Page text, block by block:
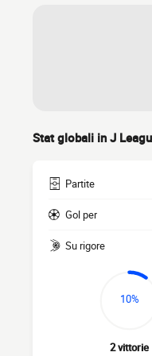
Stat globali in J
Partite
Gol per
Su rigore
10%
2 vittorie